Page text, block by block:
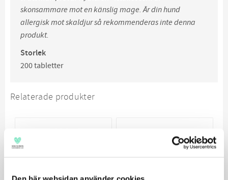
skonsammare mot en känslig mage.Är din hund
allergisk mot skaldjur så rekommenderas inte denna
produkt.
Storlek
200 tabletter
Relaterade produkter